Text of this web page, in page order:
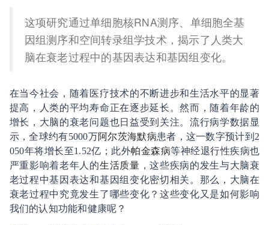
这项研究通过单细胞核RNA测序、单细胞全基
因组测序和空间转录组学技术，揭示了人类大
脑在衰老过程中的基因表达和基因组变化。
在当今社会，随着医疗技术的不断进步和生活水平的显著
提高，人类的平均寿命正在逐步延长。然而，随着年龄的
增长，大脑的衰老问题也日益受到关注。流行病学数据显
示，全球约有5000万阿尔茨海默病患者，这一数字预计到2
050年将增长至1.52亿；此外帕金森病等神经退行性疾病也
严重影响着老年人的生活质量 ，这些疾病的发生与大脑衰
老过程中基因表达和基因组变化密切相关。那么，大脑在
衰老过程中究竟发生了哪些变化？这些变化又是如何影响
我们的认知功能和健康呢？